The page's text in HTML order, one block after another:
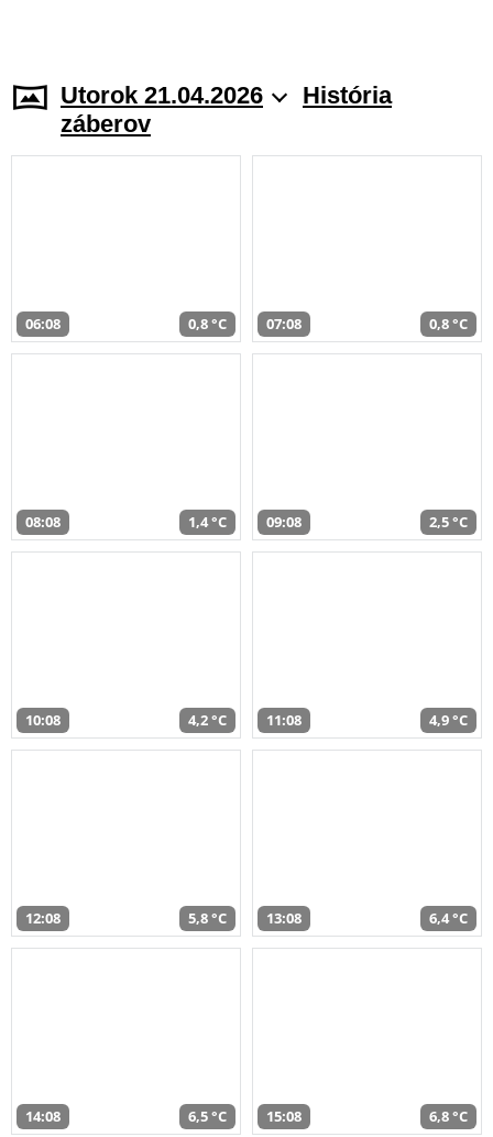
Utorok 21.04.2026
História
záberov
06:08 0,8 °C 07:08 0,8 °C
08:08 1,4 °C 09:08 2,5 °C
10:08 4,2 °C 11:08 4,9 °C
12:08 5,8 °C 13:08 6,4 °C
14:08 6,5 °C 15:08 6,8 °C